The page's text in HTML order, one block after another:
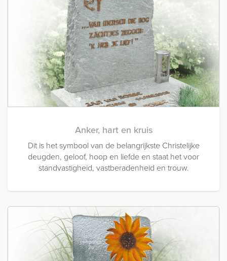
Anker, hart en kruis
Dit is het symbool van de belangrijkste Christelijke
deugden, geloof, hoop en liefde en staat het voor
standvastigheid, vastberadenheid en trouw.